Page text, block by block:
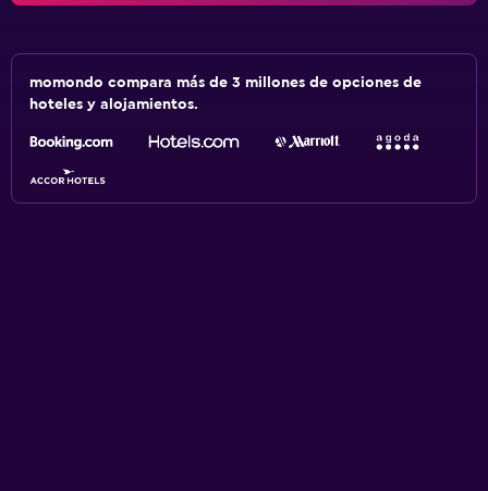
momondo compara más de 3 millones de opciones de
hoteles y alojamientos.